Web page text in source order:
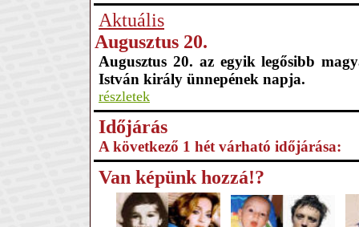
Aktuális
Augusztus 20.
Augusztus 20. az egyik legősibb
István király ünnepének napja.
részletek
Időjárás
A következő 1 hét várható időjárása:
Van képünk hozzá!?